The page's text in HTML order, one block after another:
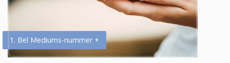
1. Bel Mediums-nummer +